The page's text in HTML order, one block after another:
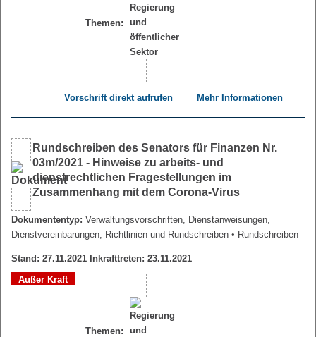
Themen:
Vorschrift direkt aufrufen Mehr Informationen
Rundschreiben des Senators für Finanzen Nr.
03m/2021 - Hinweise zu arbeits- und
dienstrechtlichen Fragestellungen im
Zusammenhang mit dem Corona-Virus
Dokumententyp: Verwaltungsvorschriften, Dienstanweisungen,
Dienstvereinbarungen, Richtlinien und Rundschreiben • Rundschreiben
Stand: 27.11.2021 Inkrafttreten: 23.11.2021
Außer Kraft
Themen: